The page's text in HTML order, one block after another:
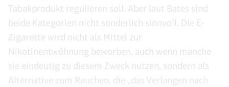
Tabakprodukt regulieren soll. Aber laut Bates sind
beide Kategorien nicht sonderlich sinnvoll. Die E-
Zigarette wird nicht als Mittel zur
Nikotinentwöhnung beworben, auch wenn manche
sie eindeutig zu diesem Zweck nutzen, sondern als
Alternative zum Rauchen, die „das Verlangen nach